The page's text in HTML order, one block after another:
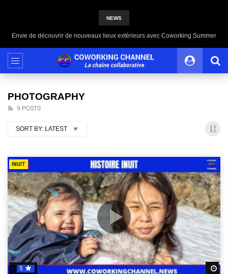
NEWS
Envie de découvrir de nouveaux lieux extérieurs avec Coworking Summer
PHOTOGRAPHY
9 POSTS
SORT BY: LATEST
INUIT
5